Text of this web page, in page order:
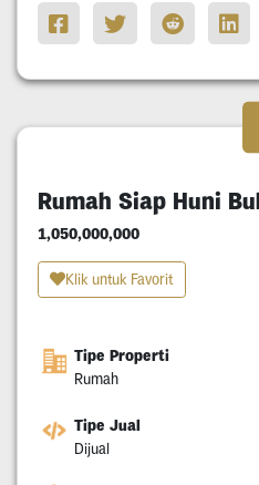
Rumah Siap Huni
1,050,000,000
Klik untuk Favorit
Tipe Properti
Rumah
Tipe Jual
Dijual